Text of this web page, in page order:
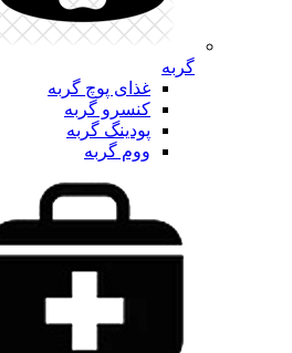
گربه
غذای پوچ گربه
کنسرو گربه
پودینگ گربه
ووم گربه